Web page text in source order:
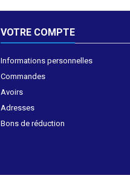
VOTRE COMPTE
Informations personnelles
Commandes
Avoirs
Adresses
Bons de réduction